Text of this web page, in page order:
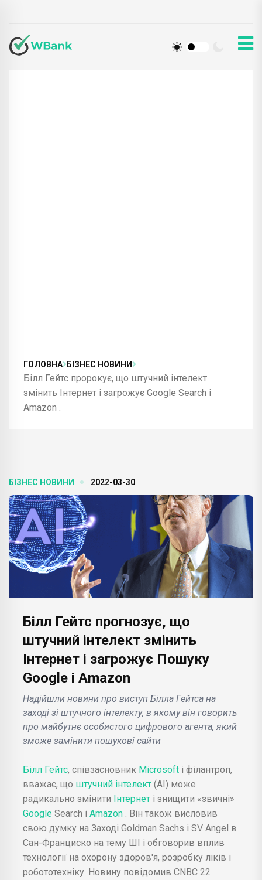
ГОЛОВНА БІЗНЕС НОВИНИ
Білл Гейтс пророкує, що штучний інтелект
змінить Інтернет і загрожує Google Search і
Amazon .
БІЗНЕС НОВИНИ 2022-03-30
Білл Гейтс прогнозує, що
штучний інтелект змінить
Інтернет і загрожує Пошуку
Google і Amazon
Надійшли новини про виступ Білла Гейтса на
заході зі штучного інтелекту, в якому він говорить
про майбутнє особистого цифрового агента, який
зможе замінити пошукові сайти
Білл Гейтс, співзасновник Microsoft і філантроп,
вважає, що штучний інтелект (AI) може
радикально змінити Інтернет і знищити «звичні»
Google Search і Amazon
. Він також висловив
свою думку на Заході Goldman Sachs і SV Angel в
Сан-Франциско на тему ШІ і обговорив вплив
технології на охорону здоров'я, розробку ліків і
робототехніку. Новину повідомив CNBC 22